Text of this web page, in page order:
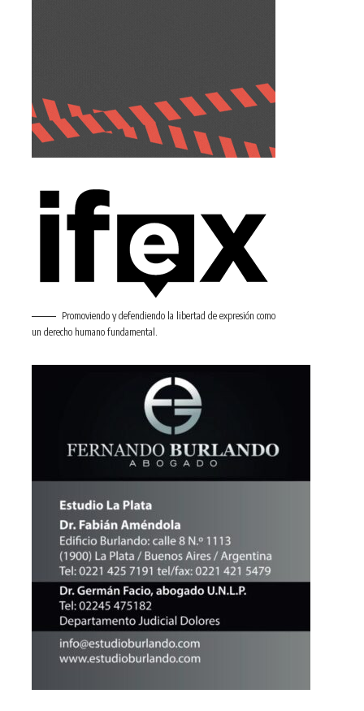
Promoviendo y defendiendo la libertad de expresión como
un derecho humano fundamental.